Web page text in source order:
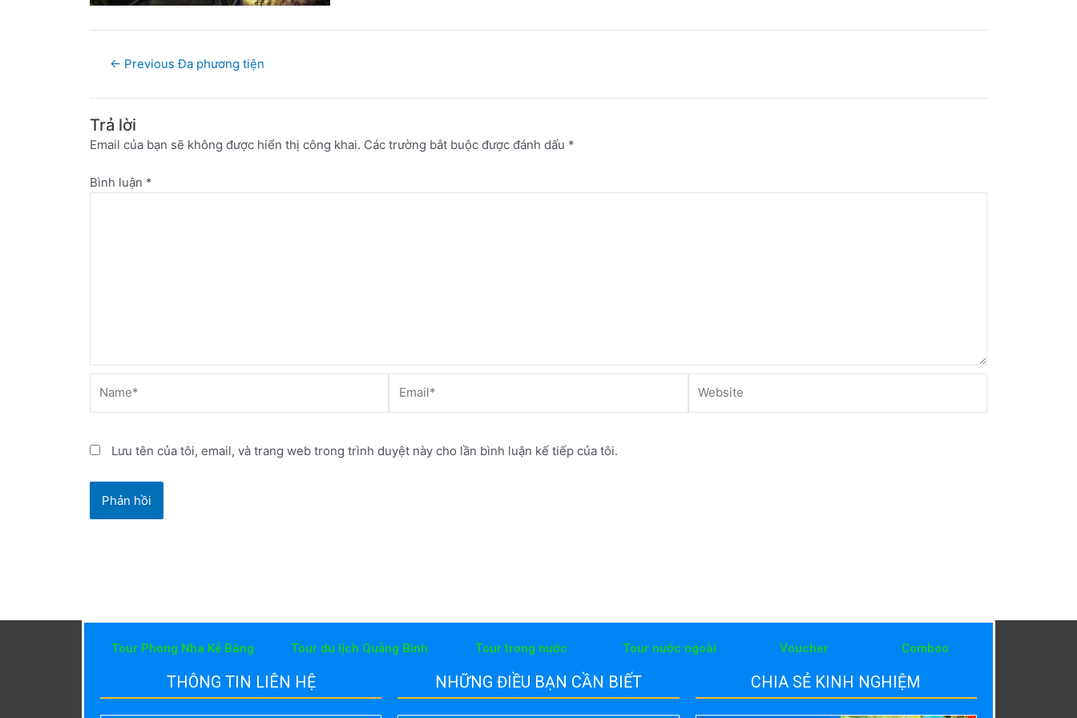
← Previous Đa phương tiện
Trả lời
Email của bạn sẽ không được hiển thị công khai. Các trường bắt buộc được đánh dấu *
Bình luận *
Lưu tên của tôi, email, và trang web trong trình duyệt này cho lần bình luận kế tiếp của tôi.
Tour Phong Nha Kẻ Bàng Tour du lịch Quảng Bình Tour trong nước Tour nước ngoài Voucher Comboo
THÔNG TIN LIÊN HỆ NHỮNG ĐIỀU BẠN CẦN BIẾT CHIA SẺ KINH NGHIỆM